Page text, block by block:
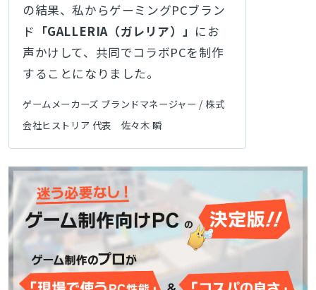
の結果、私からゲーミングPCブラン
ド 「GALLERIA（ガレリア）」 にお
声かけして、共同でコラボPCを制作
することになりました。
ゲームメーカーズ ブランドマネージャー / 株式
会社ヒストリア 代表 佐々木 瞬